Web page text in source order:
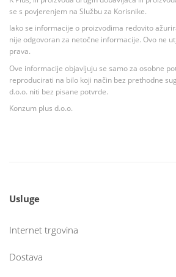
se s povjerenjem na Službu za Korisnike.
Iako se informacije o proizvodima redovito
nije odgovoran za netočne informacije. Ovo ne
prava.
Ove informacije objavljuju se samo za osobne
reproducirati na bilo koji način bez prethodne
d.o.o. niti bez pisane potvrde.
Konzum plus d.o.o.
Usluge
Internet trgovina
Dostava